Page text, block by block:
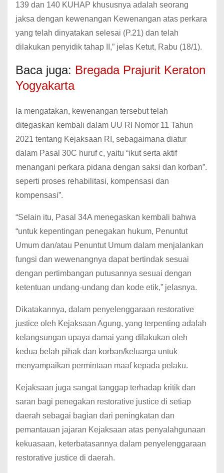
139 dan 140 KUHAP khususnya adalah seorang
jaksa dengan kewenangan Kewenangan atas perkara
yang telah dinyatakan selesai (P.21) dan telah
dilakukan penyidik ​​tahap II,” jelas Ketut, Rabu (18/1).
Baca juga: Bregada Prajurit Keraton
Yogyakarta
Ia mengatakan, kewenangan tersebut telah
ditegaskan kembali dalam UU RI Nomor 11 Tahun
2021 tentang Kejaksaan RI, sebagaimana diatur
dalam Pasal 30C huruf c, yaitu “ikut serta aktif
menangani perkara pidana dengan saksi dan korban”.
seperti proses rehabilitasi, kompensasi dan
kompensasi”.
“Selain itu, Pasal 34A menegaskan kembali bahwa
“untuk kepentingan penegakan hukum, Penuntut
Umum dan/atau Penuntut Umum dalam menjalankan
fungsi dan wewenangnya dapat bertindak sesuai
dengan pertimbangan putusannya sesuai dengan
ketentuan undang-undang dan kode etik,” jelasnya.
Dikatakannya, dalam penyelenggaraan restorative
justice oleh Kejaksaan Agung, yang terpenting adalah
kelangsungan upaya damai yang dilakukan oleh
kedua belah pihak dan korban/keluarga untuk
menyampaikan permintaan maaf kepada pelaku.
Kejaksaan juga sangat tanggap terhadap kritik dan
saran bagi penegakan restorative justice di setiap
daerah sebagai bagian dari peningkatan dan
pemantauan jajaran Kejaksaan atas penyalahgunaan
kekuasaan, keterbatasannya dalam penyelenggaraan
restorative justice di daerah.